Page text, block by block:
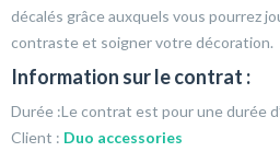
décalés grâce auxquels vous pourrez
contraste et soigner votre décoration.
Information sur le contrat :
Durée :Le contrat est pour une durée
Client : Duo accessories